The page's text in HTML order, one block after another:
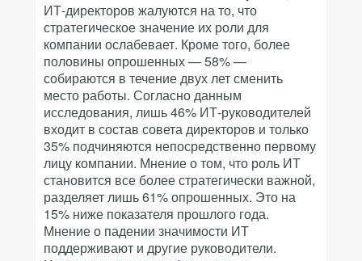
ИТ-директоров жалуются на то, что
стратегическое значение их роли для
компании ослабевает. Кроме того, более
половины опрошенных — 58% —
собираются в течение двух лет сменить
место работы. Согласно данным
исследования, лишь 46% ИТ-руководителей
входит в состав совета директоров и только
35% подчиняются непосредственно первому
лицу компании. Мнение о том, что роль ИТ
становится все более стратегически важной,
разделяет лишь 61% опрошенных. Это на
15% ниже показателя прошлого года.
Мнение о падении значимости ИТ
поддерживают и другие руководители.